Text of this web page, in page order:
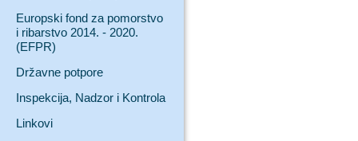
Europski fond za pomorstvo
i ribarstvo 2014. - 2020.
(EFPR)
Državne potpore
Inspekcija, Nadzor i Kontrola
Linkovi